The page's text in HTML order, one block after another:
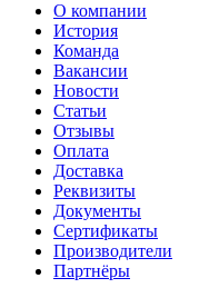
О компании
История
Команда
Вакансии
Новости
Статьи
Отзывы
Оплата
Доставка
Реквизиты
Документы
Сертификаты
Производители
Партнёры